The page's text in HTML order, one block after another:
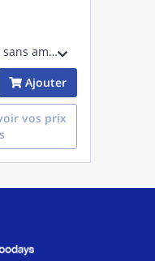
Unité d'alimentation IP65 sans amorceur. Pour lampe 1000W iodure métallique et sodium haute pression.
Ajouter
vos prix